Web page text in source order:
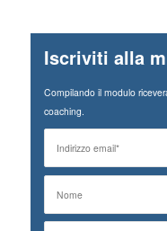
Iscriviti alla
Compilando il modulo
coaching.